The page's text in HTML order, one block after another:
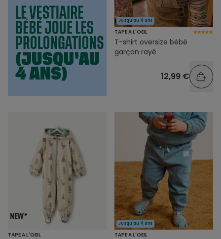
Jusqu'au 4 ans
TAPE A L'OEIL
T-shirt oversize bébé
garçon rayé
12,99 €
TAPE A L'OEIL
Jusqu'au 4 ans
TAPE A L'OEIL